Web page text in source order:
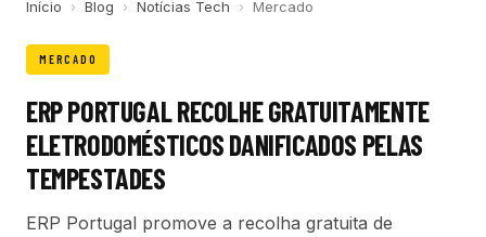
Início › Blog › Notícias Tech › Mercado
MERCADO
ERP PORTUGAL RECOLHE GRATUITAMENTE
ELETRODOMÉSTICOS DANIFICADOS PELAS
TEMPESTADES
ERP Portugal promove a recolha gratuita de